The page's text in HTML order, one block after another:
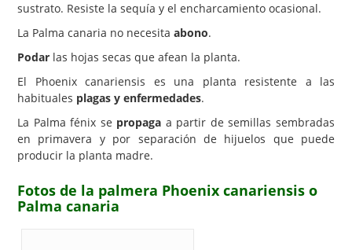
sustrato. Resiste la sequía y el encharcamiento ocasional.
La Palma canaria no necesita abono.
Podar las hojas secas que afean la planta.
El Phoenix canariensis es una planta resistente a las
habituales plagas y enfermedades.
La Palma fénix se propaga a partir de semillas sembradas
en primavera y por separación de hijuelos que puede
producir la planta madre.
Fotos de la palmera Phoenix canariensis o
Palma canaria